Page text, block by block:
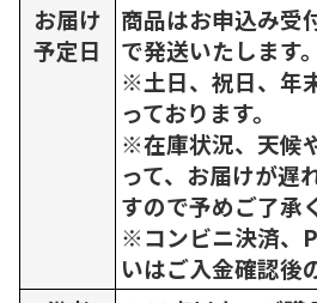
お届け
予定日
商品はお申込み受
で発送いたします。
※土日、祝日、年
っております。
※在庫状況、天候
って、お届けが遅
すので予めご了承
※コンビニ決済、
いはご入金確認後